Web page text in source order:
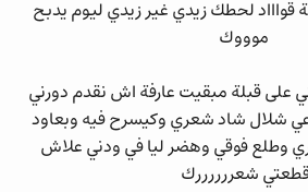
لحطك زيدي غير زيدي ليوم يدبح
موووك
على قبلة مبقيت عارفة اش نقدم دورني
شلال شاد شعري وكيسرح فيه وبعاود
وطلع فوقي وهضر ليا في ودني علاش
شعررررررك